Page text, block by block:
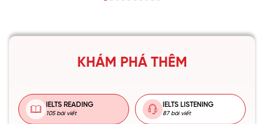
KHÁM PHÁ THÊM
IELTS READING
105 bài viết
IELTS LISTENING
87 bài viết